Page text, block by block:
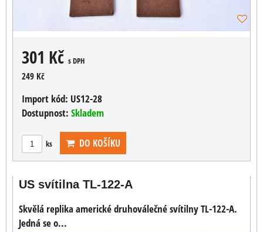
301 Kč s DPH
249 Kč
Import kód: US12-28
Dostupnost: Skladem
ks DO KOŠÍKU
US svítilna TL-122-A
Skvělá replika americké druhoválečné svítilny TL-122-A.
Jedná se o...